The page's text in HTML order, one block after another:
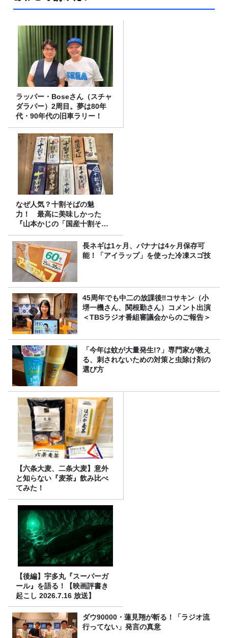
ラッパー・Boseさん（スチャ
ダラパー）2周目。夢は80年
代・90年代の旧車ラリー！
なぜ人気？十割そばの魅
力！ 最高に美味しかった
『山本かじの「国産十割そ
ば」』とは？【十割そば10種
食べ比べ】
長ネギは1ヶ月、バナナは4ヶ月保存可
能！「アイラップ」を使った冷凍スゴ技
45周年でも中二の放課後‼コサキン（小
堺一機さん、関根勤さん）コメント出演
＜TBSラジオ番組審議会からのご報告＞
「今年は蚊が大量発生!?」専門家が教え
る、刺されないための対策と虫除け剤の
選び方
【六条大麦、二条大麦】意外
と知らない『麦茶』飲み比べ
てみた！
【後編】宇多丸『スーパーガ
ール』を語る！【映画評書き
起こし 2026.7.16 放送】
ダウ90000・蓮見翔が斬る！「ラジオ流
行ってない」発言の真意